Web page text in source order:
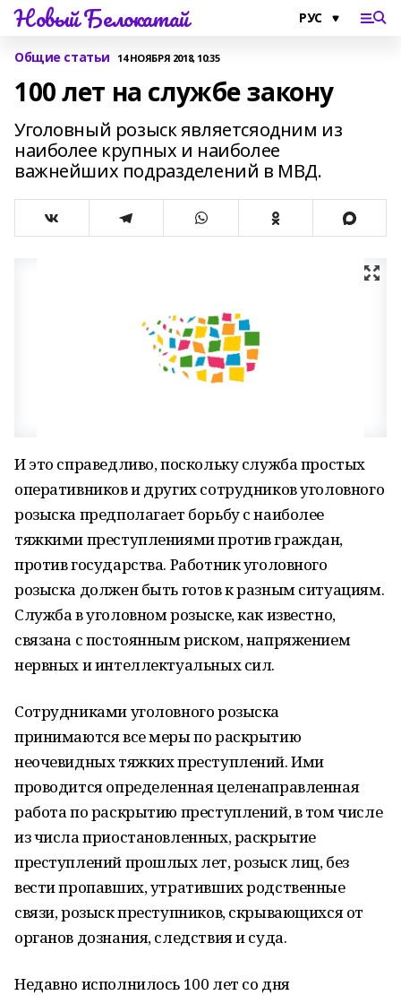
Новый Белокатай
Общие статьи 14 НОЯБРЯ 2018, 10:35
100 лет на службе закону
Уголовный розыск являетсяодним из
наиболее крупных и наиболее
важнейших подразделений в МВД.
И это справедливо, поскольку служба простых
оперативников и других сотрудников уголовного
розыска предполагает борьбу с наиболее
тяжкими преступлениями против граждан,
против государства. Работник уголовного
розыска должен быть готов к разным ситуациям.
Служба в уголовном розыске, как известно,
связана с постоянным риском, напряжением
нервных и интеллектуальных сил.
Сотрудниками уголовного розыска
принимаются все меры по раскрытию
неочевидных тяжких преступлений. Ими
проводится определенная целенаправленная
работа по раскрытию преступлений, в том числе
из числа приостановленных, раскрытие
преступлений прошлых лет, розыск лиц, без
вести пропавших, утративших родственные
связи, розыск преступников, скрывающихся от
органов дознания, следствия и суда.
Недавно исполнилось 100 лет со дня